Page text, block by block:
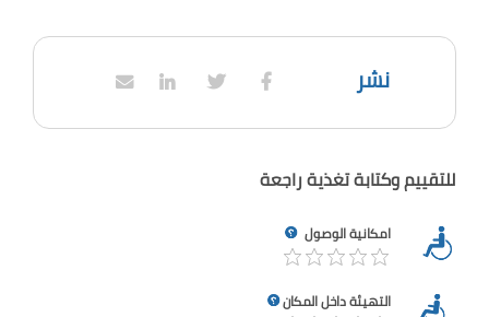
نشر
للتقييم وكتابة تغذية راجعة
امكانية الوصول
التهيئة داخل المكان